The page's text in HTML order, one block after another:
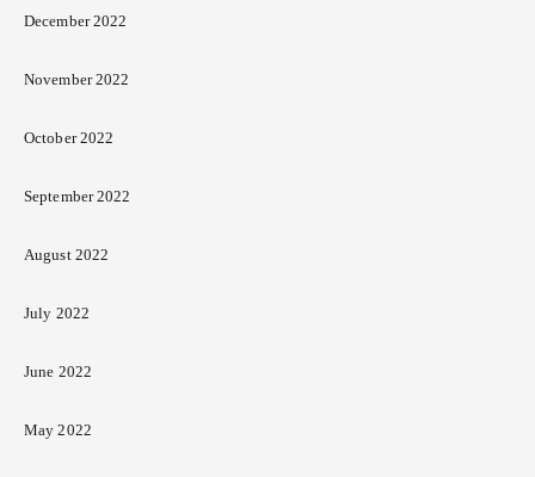
December 2022
November 2022
October 2022
September 2022
August 2022
July 2022
June 2022
May 2022